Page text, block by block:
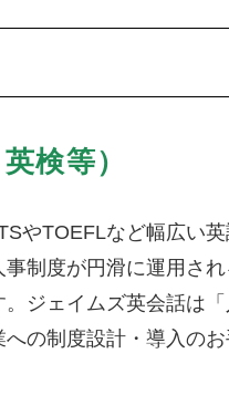
検等）
やTOEFLなど幅広い
制度が円滑に運用さ
ジェイムズ英会話は
の制度設計・導入の